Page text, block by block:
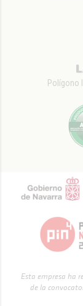
Polígono
Esta empresa ha
de la